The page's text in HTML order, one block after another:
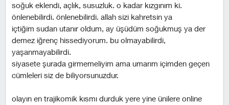
soğuk eklendi, açlık, susuzluk. o kadar kızgınım ki.
önlenebilirdi. önlenebilirdi. allah sizi kahretsin ya
içtiğim sudan utanır oldum, ay üşüdüm soğukmuş ya der
demez iğrenç hissediyorum. bu olmayabilirdi,
yaşanmayabilirdi.
siyasete şurada girmemeliyim ama umarım içimden geçen
cümleleri siz de biliyorsunuzdur.
olayın en trajikomik kısmı durduk yere yine ünilere online